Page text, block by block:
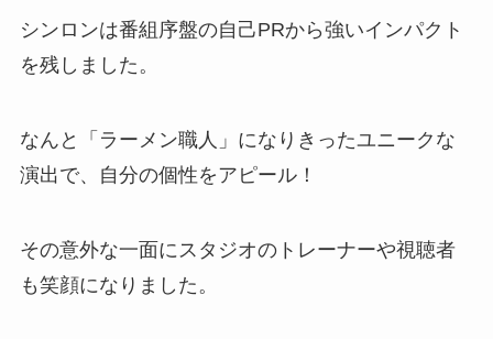
シンロンは番組序盤の自己PRから強いインパクト
を残しました。
なんと「ラーメン職人」になりきったユニークな
演出で、自分の個性をアピール！
その意外な一面にスタジオのトレーナーや視聴者
も笑顔になりました。